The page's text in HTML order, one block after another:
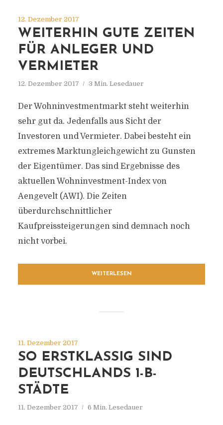
12. Dezember 2017
WEITERHIN GUTE ZEITEN
FÜR ANLEGER UND
VERMIETER
12. Dezember 2017 3 Min. Lesedauer
Der Wohninvestmentmarkt steht weiterhin
sehr gut da. Jedenfalls aus Sicht der
Investoren und Vermieter. Dabei besteht ein
extremes Marktungleich­gewicht zu Gunsten
der Eigentümer. Das sind Ergebnisse des
aktuellen Wohninvestment-Index von
Aengevelt (AWI). Die Zeiten
überdurchschnittlicher
Kaufpreissteigerungen sind demnach noch
nicht vorbei.
WEITERLESEN
11. Dezember 2017
SO ERSTKLASSIG SIND
DEUTSCHLANDS 1-B-
STÄDTE
11. Dezember 2017 6 Min. Lesedauer